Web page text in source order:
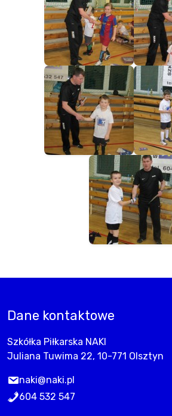
Dane kontaktowe
Szkółka Piłkarska NAKI
Juliana Tuwima 22, 10-771 Olsztyn
naki@naki.pl
604 532 547